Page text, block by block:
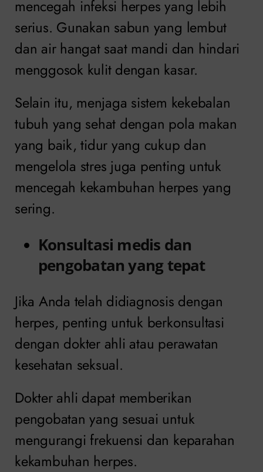
mencegah infeksi herpes yang lebih
serius. Gunakan sabun yang lembut
dan air hangat saat mandi dan hindari
menggosok kulit dengan kasar.
Selain itu, menjaga sistem kekebalan
tubuh yang sehat dengan pola makan
yang baik, tidur yang cukup dan
mengelola stres juga penting untuk
mencegah kekambuhan herpes yang
sering.
Konsultasi medis dan
pengobatan yang tepat
Jika Anda telah didiagnosis dengan
herpes, penting untuk berkonsultasi
dengan dokter ahli atau perawatan
kesehatan seksual.
Dokter ahli dapat memberikan
pengobatan yang sesuai untuk
mengurangi frekuensi dan keparahan
kekambuhan herpes.